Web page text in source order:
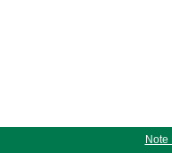
Note